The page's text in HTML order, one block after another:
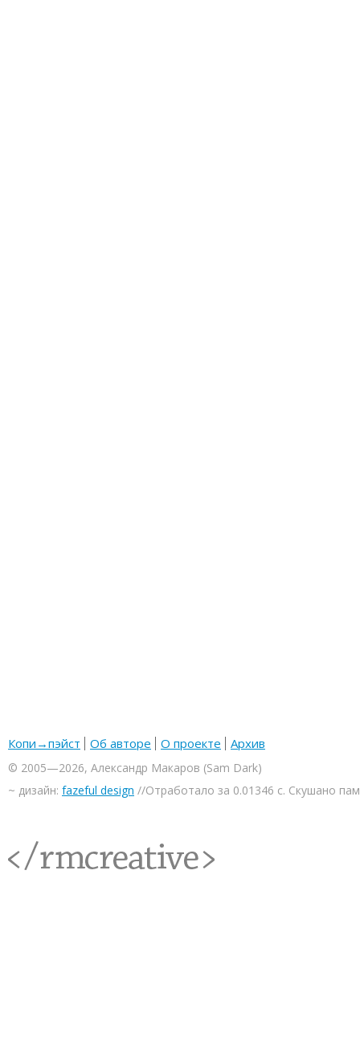
Копи→пэйст Об авторе О проекте Архив
© 2005—2026, Александр Макаров (Sam Dark)
~ дизайн: fazeful design //Отработало за 0.01346 с. Скушано
<rmcreative/>